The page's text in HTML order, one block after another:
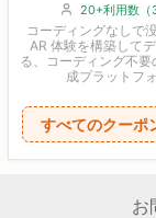
20+利用数（
コーディングなしで
AR 体験を構築して
る、コーディング不要
成プラットフ
すべてのクーポ
お